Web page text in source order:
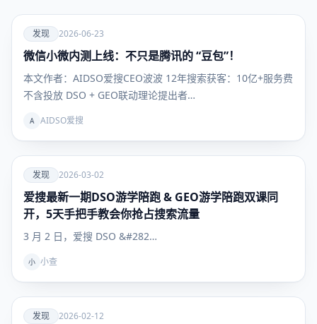
爱
发现
发现 2026-06-23
微信小微内测上线：不只是腾讯的 “豆包”！
本文作者：AIDSO爱搜CEO波波 12年搜索获客：10亿+服务费
不含投放 DSO + GEO联动理论提出者…
A AIDSO爱搜
爱
发现
发现 2026-03-02
爱搜最新一期DSO游学陪跑 & GEO游学陪跑双课同
开，5天手把手教会你抢占搜索流量
3 月 2 日，爱搜 DSO &#282…
小 小查
爱
发现 2026-02-12